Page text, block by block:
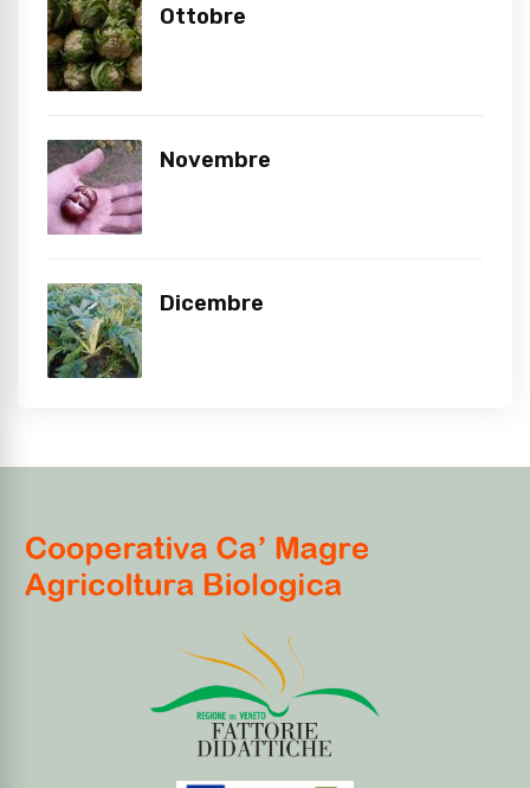
Ottobre
Novembre
Dicembre